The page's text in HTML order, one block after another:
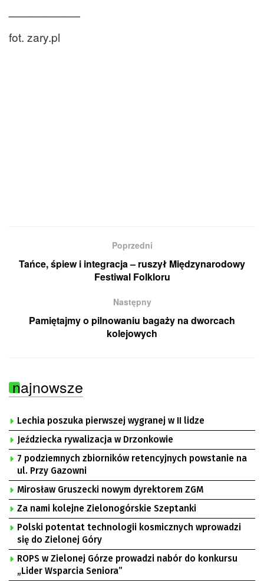
fot. zary.pl
Poprzedni
Tańce, śpiew i integracja – ruszył Międzynarodowy
Festiwal Folkloru
Następny
Pamiętajmy o pilnowaniu bagaży na dworcach
kolejowych
najnowsze
Lechia poszuka pierwszej wygranej w II lidze
Jeździecka rywalizacja w Drzonkowie
7 podziemnych zbiorników retencyjnych powstanie na
ul. Przy Gazowni
Mirosław Gruszecki nowym dyrektorem ZGM
Za nami kolejne Zielonogórskie Szeptanki
Polski potentat technologii kosmicznych wprowadzi
się do Zielonej Góry
ROPS w Zielonej Górze prowadzi nabór do konkursu
„Lider Wsparcia Seniora”